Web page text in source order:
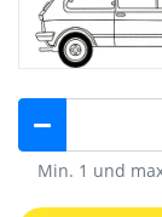
Min. 1 und